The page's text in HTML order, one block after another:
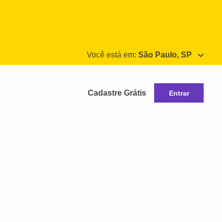
Você está em: São Paulo, SP
Cadastre Grátis Entrar